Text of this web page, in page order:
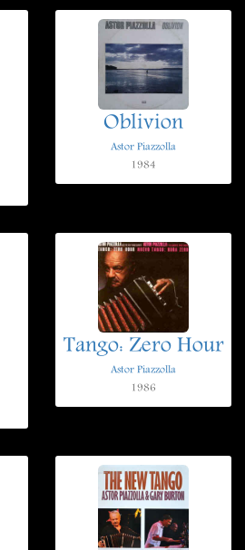
Oblivion
Astor Piazzolla
1984
Tango: Zero Hour
Astor Piazzolla
1986